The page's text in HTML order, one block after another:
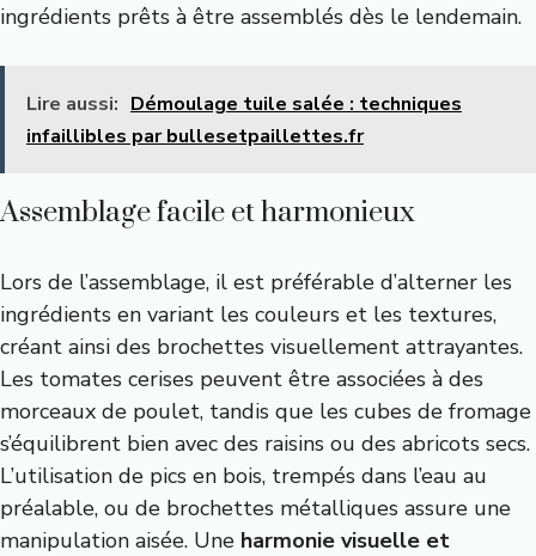
ingrédients prêts à être assemblés dès le lendemain.
Lire aussi: Démoulage tuile salée : techniques
infaillibles par bullesetpaillettes.fr
Assemblage facile et harmonieux
Lors de l’assemblage, il est préférable d’alterner les
ingrédients en variant les couleurs et les textures,
créant ainsi des brochettes visuellement attrayantes.
Les tomates cerises peuvent être associées à des
morceaux de poulet, tandis que les cubes de fromage
s’équilibrent bien avec des raisins ou des abricots secs.
L’utilisation de pics en bois, trempés dans l’eau au
préalable, ou de brochettes métalliques assure une
manipulation aisée. Une harmonie visuelle et